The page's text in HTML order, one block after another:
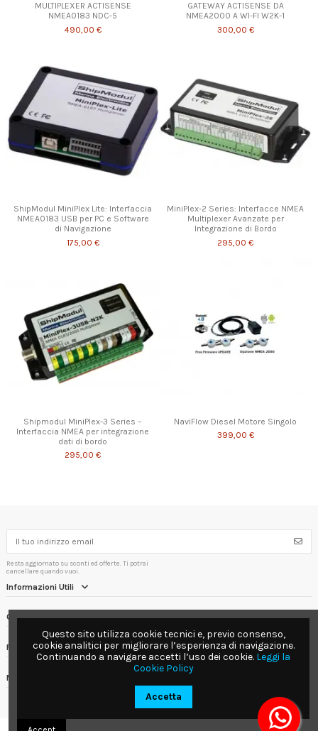
MULTIPLEXER ACTISENSE
NMEA0183 NDC-5
490,00 €
GATEWAY ACTISENSE DA
NMEA2000 A WI-FI W2K-1
300,00 €
ShipModul MiniPlex Lite: Interfaccia
NMEA0183 USB per PC e Software
di Navigazione
175,00 €
MiniPlex-2 Series: Interfacce NMEA
Multiplexer Avanzate per
Integrazione di Bordo
295,00 €
Shipmodul MiniPlex-3 Series –
Interfaccia NMEA per integrazione
dati di bordo
295,00 €
NaviFlow Diesel Motore Singolo
399,00 €
Resta aggiornato su sconti ed offerte. Ti potrai
cancellare quando vuoi.
Informazioni Utili
Contact us
Follow us
Newsletter
Questo sito utilizza cookie tecnici e, previo consenso,
cookie analitici per migliorare l’esperienza di navigazione.
Continuando a navigare accetti l’uso dei cookie. Leggi la
Cookie Policy
Accetta